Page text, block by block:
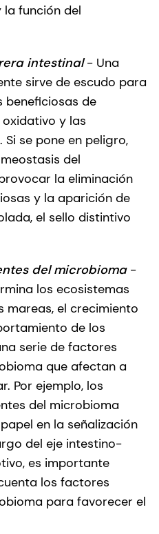
la función del
intestinal- Una
sirve de escudo para
de
y las
se pone en peligro,
del
la eliminación
y la aparición de
el sello distintivo
del microbioma-
los ecosistemas
mareas, el crecimiento
de los
serie de factores
que afectan a
Por ejemplo, los
del microbioma
en la señalización
del eje intestino-
es importante
los factores
para favorecer el